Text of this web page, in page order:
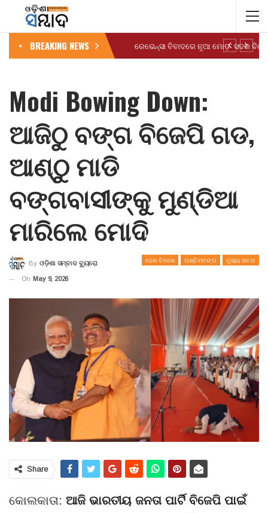
BREAKING NEWS
Modi Bowing Down:
ଆଜିଠୁ ବଙ୍ଗ ବିଜେପି ଗଡ,
ଆଣ୍ଠୁ ମାଡି
ବଙ୍ଗବାସୀଙ୍କୁ ମୁଣ୍ଡିଆ
ମାରିଲେ ମୋଦି
ଦେଶ ବିଦେଶ ପଶ୍ଚିମବଙ୍ଗ ମୁଖ୍ୟ ଖବର
By ଓଡ଼ିଶା ସମ୍ବାଦ ବ୍ୟୁରୋ
On May 9, 2026
Share
କୋଲକାତା: ଆଜି ଭାରତୀୟ ଜନତା ପାର୍ଟି ବିଜେପି ପାଇଁ